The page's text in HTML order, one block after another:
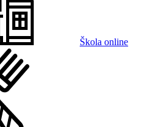
Škola online